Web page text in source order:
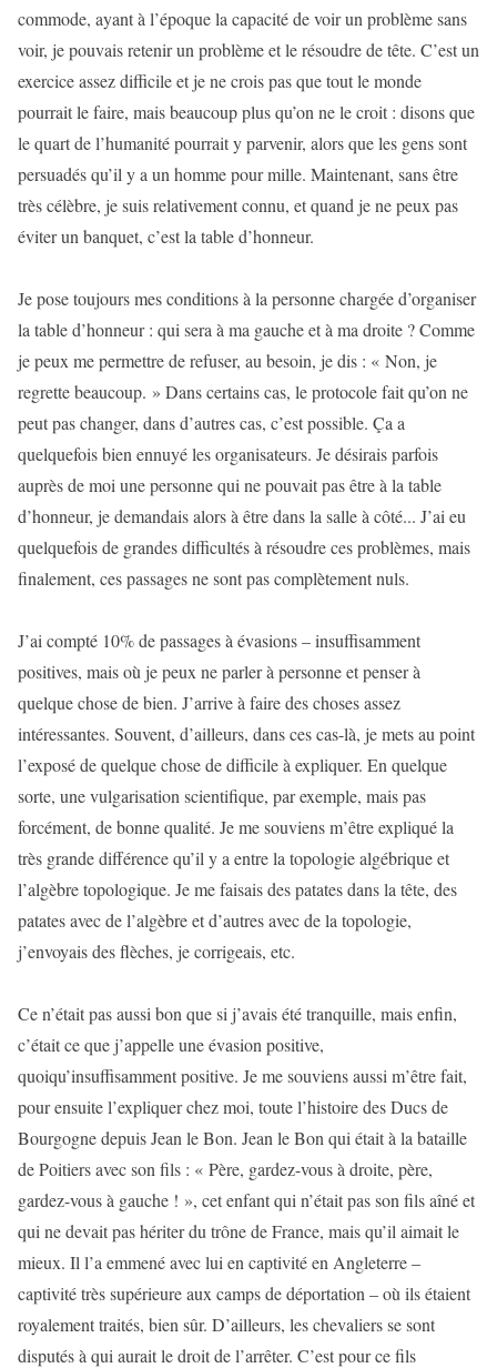
commode, ayant à l’époque la capacité de voir un problème sans
voir, je pouvais retenir un problème et le résoudre de tête. C’est un
exercice assez difficile et je ne crois pas que tout le monde
pourrait le faire, mais beaucoup plus qu’on ne le croit : disons que
le quart de l’humanité pourrait y parvenir, alors que les gens sont
persuadés qu’il y a un homme pour mille. Maintenant, sans être
très célèbre, je suis relativement connu, et quand je ne peux pas
éviter un banquet, c’est la table d’honneur.
Je pose toujours mes conditions à la personne chargée d’organiser
la table d’honneur : qui sera à ma gauche et à ma droite ? Comme
je peux me permettre de refuser, au besoin, je dis : « Non, je
regrette beaucoup. » Dans certains cas, le protocole fait qu’on ne
peut pas changer, dans d’autres cas, c’est possible. Ça a
quelquefois bien ennuyé les organisateurs. Je désirais parfois
auprès de moi une personne qui ne pouvait pas être à la table
d’honneur, je demandais alors à être dans la salle à côté... J’ai eu
quelquefois de grandes difficultés à résoudre ces problèmes, mais
finalement, ces passages ne sont pas complètement nuls.
J’ai compté 10% de passages à évasions – insuffisamment
positives, mais où je peux ne parler à personne et penser à
quelque chose de bien. J’arrive à faire des choses assez
intéressantes. Souvent, d’ailleurs, dans ces cas-là, je mets au point
l’exposé de quelque chose de difficile à expliquer. En quelque
sorte, une vulgarisation scientifique, par exemple, mais pas
forcément, de bonne qualité. Je me souviens m’être expliqué la
très grande différence qu’il y a entre la topologie algébrique et
l’algèbre topologique. Je me faisais des patates dans la tête, des
patates avec de l’algèbre et d’autres avec de la topologie,
j’envoyais des flèches, je corrigeais, etc.
Ce n’était pas aussi bon que si j’avais été tranquille, mais enfin,
c’était ce que j’appelle une évasion positive,
quoiqu’insuffisamment positive. Je me souviens aussi m’être fait,
pour ensuite l’expliquer chez moi, toute l’histoire des Ducs de
Bourgogne depuis Jean le Bon. Jean le Bon qui était à la bataille
de Poitiers avec son fils : « Père, gardez-vous à droite, père,
gardez-vous à gauche ! », cet enfant qui n’était pas son fils aîné et
qui ne devait pas hériter du trône de France, mais qu’il aimait le
mieux. Il l’a emmené avec lui en captivité en Angleterre –
captivité très supérieure aux camps de déportation – où ils étaient
royalement traités, bien sûr. D’ailleurs, les chevaliers se sont
disputés à qui aurait le droit de l’arrêter. C’est pour ce fils